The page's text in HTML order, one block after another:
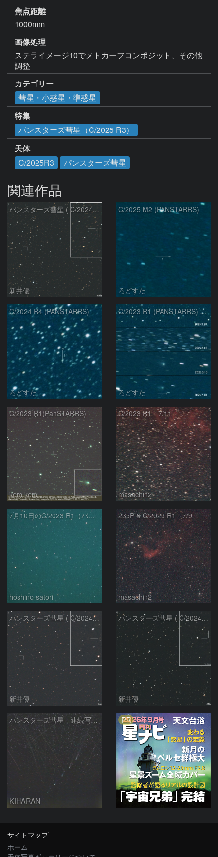
焦点距離
1000mm
画像処理
ステライメージ10でメトカーフコンポジット、その他
調整
カテゴリー
彗星・小惑星・準惑星
特集
パンスターズ彗星（C/2025 R3）
天体
C/2025R3
パンスターズ彗星
関連作品
パンスターズ彗星 ( C/2024R4 )：2026/07/27
新井優
C/2025 M2 (PANSTARRS)
ろどすた
C/2024 R4 (PANSTARRS)
ろどすた
C/2023 R1 (PANSTARRS) の変化
ろどすた
C/2023 R1(PanSTARRS)
kem.kem
C/2023 R1 7/11
masachin2
7月10日のC/2023 R1（パンスターズ彗星）
hoshino-satori
235P & C/2023 R1 7/9
masachin2
パンスターズ彗星 ( C/2024R4 )：2026/06/28
新井優
パンスターズ彗星 ( C/2024G4 )の予報位置：2026/06/23
新井優
パンスターズ彗星 連続写真 再処理
KIHARAN
PR
サイトマップ
ホーム